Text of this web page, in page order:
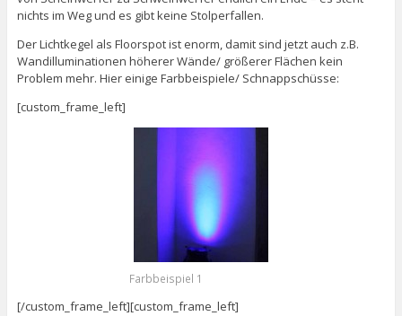
nichts im Weg und es gibt keine Stolperfallen.
Der Lichtkegel als Floorspot ist enorm, damit sind jetzt auch z.B.
Wandilluminationen höherer Wände/ größerer Flächen kein
Problem mehr. Hier einige Farbbeispiele/ Schnappschüsse:
[custom_frame_left]
Farbbeispiel 1
[/custom_frame_left][custom_frame_left]